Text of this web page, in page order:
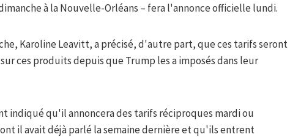
à la Nouvelle-Orléans – fera l'annonce officielle lundi.
Karoline Leavitt, a précisé, d'autre part, que ces tarifs seront
ces produits depuis que Trump les a imposés dans leur
indiqué qu'il annoncera des tarifs réciproques mardi ou
il avait déjà parlé la semaine dernière et qu'ils entrent